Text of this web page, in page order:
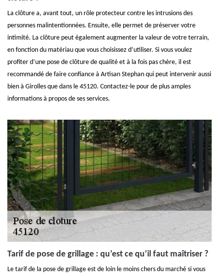
La clôture a, avant tout, un rôle protecteur contre les intrusions des
personnes malintentionnées. Ensuite, elle permet de préserver votre
intimité. La clôture peut également augmenter la valeur de votre terrain,
en fonction du matériau que vous choisissez d’utiliser. Si vous voulez
profiter d’une pose de clôture de qualité et à la fois pas chère, il est
recommandé de faire confiance à Artisan Stephan qui peut intervenir aussi
bien à Girolles que dans le 45120. Contactez-le pour de plus amples
informations à propos de ses services.
Tarif de pose de grillage : qu’est ce qu’il faut maîtriser ?
Le tarif de la pose de grillage est de loin le moins chers du marché si vous